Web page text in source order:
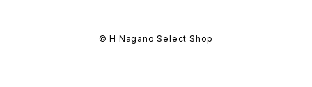
© H Nagano Select Shop